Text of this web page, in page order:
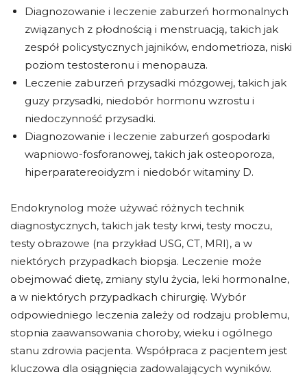
Diagnozowanie i leczenie zaburzeń hormonalnych
związanych z płodnością i menstruacją, takich jak
zespół policystycznych jajników, endometrioza, niski
poziom testosteronu i menopauza.
Leczenie zaburzeń przysadki mózgowej, takich jak
guzy przysadki, niedobór hormonu wzrostu i
niedoczynność przysadki.
Diagnozowanie i leczenie zaburzeń gospodarki
wapniowo-fosforanowej, takich jak osteoporoza,
hiperparatereoidyzm i niedobór witaminy D.
Endokrynolog może używać różnych technik
diagnostycznych, takich jak testy krwi, testy moczu,
testy obrazowe (na przykład USG, CT, MRI), a w
niektórych przypadkach biopsja. Leczenie może
obejmować dietę, zmiany stylu życia, leki hormonalne,
a w niektórych przypadkach chirurgię. Wybór
odpowiedniego leczenia zależy od rodzaju problemu,
stopnia zaawansowania choroby, wieku i ogólnego
stanu zdrowia pacjenta. Współpraca z pacjentem jest
kluczowa dla osiągnięcia zadowalających wyników.